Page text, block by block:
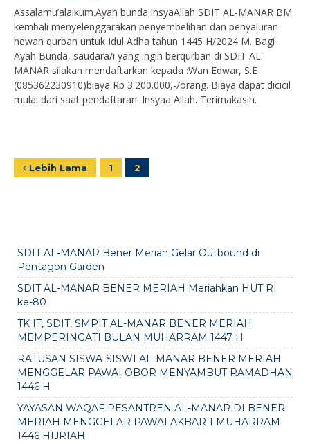
Assalamu’alaikum.Ayah bunda insyaAllah SDIT AL-MANAR BM
kembali menyelenggarakan penyembelihan dan penyaluran
hewan qurban untuk Idul Adha tahun 1445 H/2024 M. Bagi
Ayah Bunda, saudara/i yang ingin berqurban di SDIT AL-
MANAR silakan mendaftarkan kepada :Wan Edwar, S.E
(085362230910)biaya Rp 3.200.000,-/orang. Biaya dapat dicicil
mulai dari saat pendaftaran. Insyaa Allah. Terimakasih.
Lebih Lama 1 2
SDIT AL-MANAR Bener Meriah Gelar Outbound di
Pentagon Garden
SDIT AL-MANAR BENER MERIAH Meriahkan HUT RI
ke-80
TK IT, SDIT, SMPIT AL-MANAR BENER MERIAH
MEMPERINGATI BULAN MUHARRAM 1447 H
RATUSAN SISWA-SISWI AL-MANAR BENER MERIAH
MENGGELAR PAWAI OBOR MENYAMBUT RAMADHAN
1446 H
YAYASAN WAQAF PESANTREN AL-MANAR DI BENER
MERIAH MENGGELAR PAWAI AKBAR 1 MUHARRAM
1446 HIJRIAH